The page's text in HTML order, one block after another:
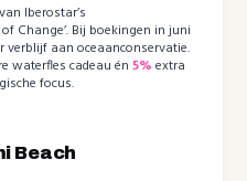
Iberostar’s
Change’. Bij boekingen in juni
verblijf aan oceaanconservatie.
waterfles cadeau én5% extra
focus.
Beach